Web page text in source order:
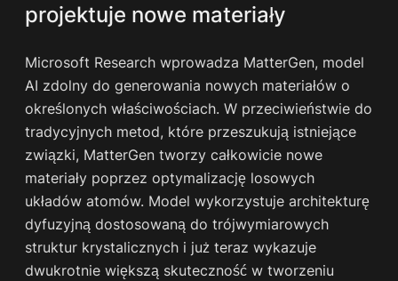
projektuje nowe materiały
Microsoft Research wprowadza MatterGen, model
AI zdolny do generowania nowych materiałów o
określonych właściwościach. W przeciwieństwie do
tradycyjnych metod, które przeszukują istniejące
związki, MatterGen tworzy całkowicie nowe
materiały poprzez optymalizację losowych
układów atomów. Model wykorzystuje architekturę
dyfuzyjną dostosowaną do trójwymiarowych
struktur krystalicznych i już teraz wykazuje
dwukrotnie większą skuteczność w tworzeniu